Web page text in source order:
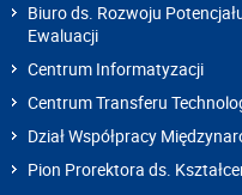
Biuro ds. Rozwoju
Ewaluacji
Centrum Informatyzacji
Centrum Transferu
Dział Współpracy
Pion Prorektora ds.